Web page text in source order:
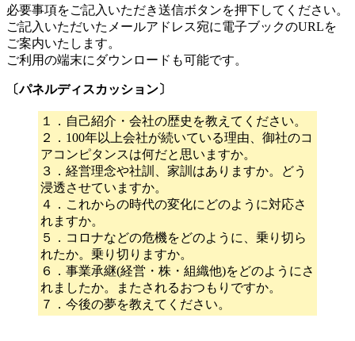
必要事項をご記入いただき送信ボタンを押下してください。
ご記入いただいたメールアドレス宛に電子ブックのURLを
ご案内いたします。
ご利用の端末にダウンロードも可能です。
〔パネルディスカッション〕
１．自己紹介・会社の歴史を教えてください。
２．100年以上会社が続いている理由、御社のコ
アコンピタンスは何だと思いますか。
３．経営理念や社訓、家訓はありますか。どう
浸透させていますか。
４．これからの時代の変化にどのように対応さ
れますか。
５．コロナなどの危機をどのように、乗り切ら
れたか。乗り切りますか。
６．事業承継(経営・株・組織他)をどのようにさ
れましたか。またされるおつもりですか。
７．今後の夢を教えてください。